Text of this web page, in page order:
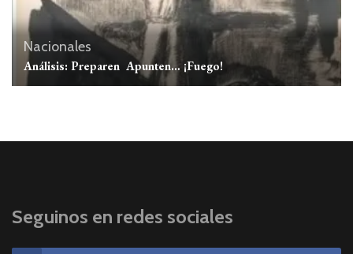
Nacionales
Análisis: Preparen Apunten… ¡Fuego!
Seguinos en redes sociales